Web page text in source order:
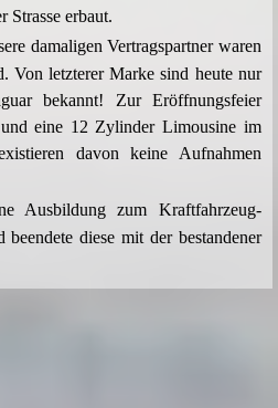
Strasse erbaut.
damaligen Vertragspartner waren
Von letzterer Marke sind heute nur
bekannt! Zur Eröffnungsfeier
eine 12 Zylinder Limousine im
davon keine Aufnahmen
Ausbildung zum Kraftfahrzeug-
diese mit der bestandener